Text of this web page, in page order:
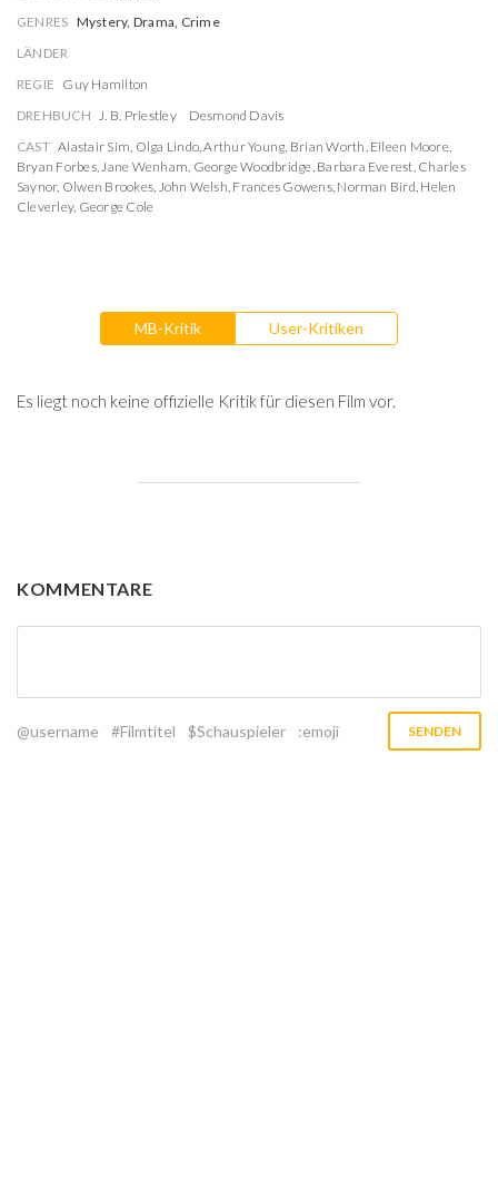
GENRES Mystery, Drama, Crime
LÄNDER
REGIE Guy Hamilton
DREHBUCH J. B. Priestley
Desmond Davis
CAST Alastair Sim, Olga Lindo,Arthur Young, Brian Worth, Eileen Moore,
Bryan Forbes,Jane Wenham, George Woodbridge, Barbara Everest, Charles
Saynor, Olwen Brookes, John Welsh, Frances Gowens, Norman Bird, Helen
Cleverley, George Cole
MB-Kritik User-Kritiken
Es liegt noch keine offizielle Kritik für diesen Film vor.
KOMMENTARE
@username #Filmtitel $Schauspieler :emoji